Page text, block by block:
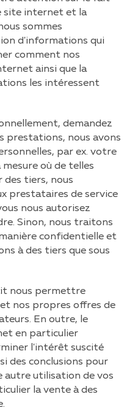
site internet et la
sommes
d'informations qui
comment nos
ainsi que la
les intéressent
demandez
prestations, nous avons
par ex. votre
où de telles
tiers, nous
prestataires de service
nous autorisez
Sinon, nous traitons
confidentielle et
à des tiers que sous
nous permettre
nos propres offres de
En outre, le
en particulier
l'intérêt suscité
des conclusions pour
autre utilisation de vos
la vente à des